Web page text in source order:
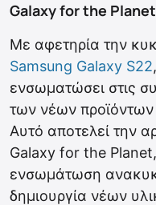
Galaxy for the Planet
Με αφετηρία την
Samsung Galaxy S22
ενσωματώσει στις
των νέων
Αυτό αποτελεί την
Galaxy for the
ενσωμάτωση
δημιουργία νέων